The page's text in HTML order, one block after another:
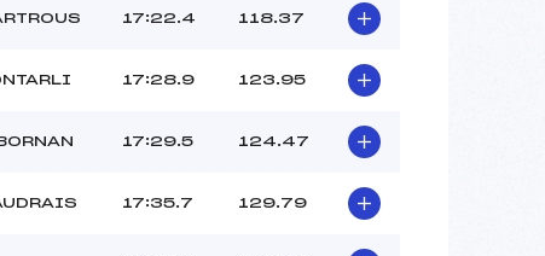
17:22.4 118.37
17:28.9 123.95
17:29.5 124.47
17:35.7 129.79